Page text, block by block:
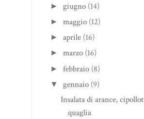
►giugno (14)
►maggio (12)
►aprile (16)
►marzo (16)
►febbraio (8)
▼ gennaio (9)
Insalata di arance,
quaglia